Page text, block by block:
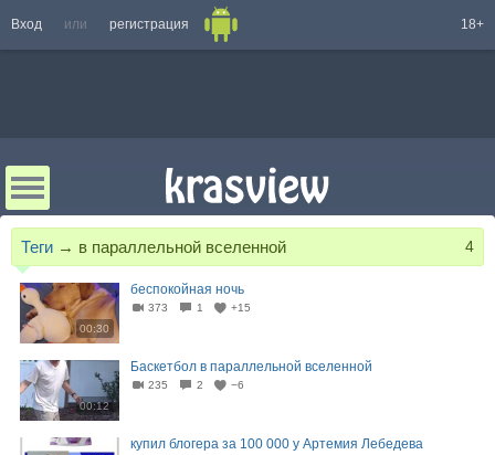
Вход или регистрация 18+
Теги → в параллельной вселенной 4
00:30
беспокойная ночь
373 1 +15
00:12
Баскетбол в параллельной вселенной
235 2 −6
купил блогера за 100 000 у Артемия Лебедева